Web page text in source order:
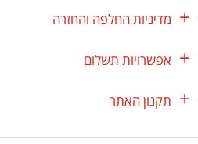
מדיניות החלפה והחזרה
אפשרויות תשלום
תקנון האתר